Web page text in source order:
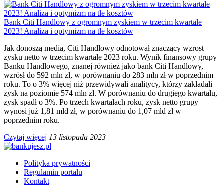
Bank Citi Handlowy z ogromnym zyskiem w trzecim kwartale
2023! Analiza i optymizm na tle kosztów
Jak donoszą media, Citi Handlowy odnotował znaczący wzrost
zysku netto w trzecim kwartale 2023 roku. Wynik finansowy grupy
Banku Handlowego, znanej również jako bank Citi Handlowy,
wzrósł do 592 mln zł, w porównaniu do 283 mln zł w poprzednim
roku. To o 3% więcej niż przewidywali analitycy, którzy zakładali
zysk na poziomie 574 mln zł. W porównaniu do drugiego kwartału,
zysk spadł o 3%. Po trzech kwartałach roku, zysk netto grupy
wynosi już 1,81 mld zł, w porównaniu do 1,07 mld zł w
poprzednim roku.
Czytaj więcej 13 listopada 2023
Polityka prywatności
Regulamin portalu
Kontakt